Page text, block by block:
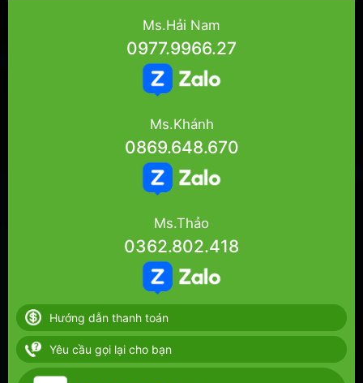
Ms.Hải Nam
0977.9966.27
Ms.Khánh
0869.648.670
Ms.Thảo
0362.802.418
Hướng dẫn thanh toán
Yêu cầu gọi lại cho bạn